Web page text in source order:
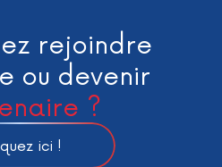
rejoindre
ou devenir
?
ici !